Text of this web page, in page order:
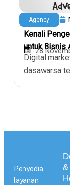
Agency
Kenali
untuk Bisnis
28
Digital
dasawarsa
Penyedia
layanan
&